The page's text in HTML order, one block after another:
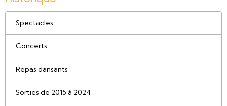
Spectacles
Concerts
Repas dansants
Sorties de 2015 à 2024